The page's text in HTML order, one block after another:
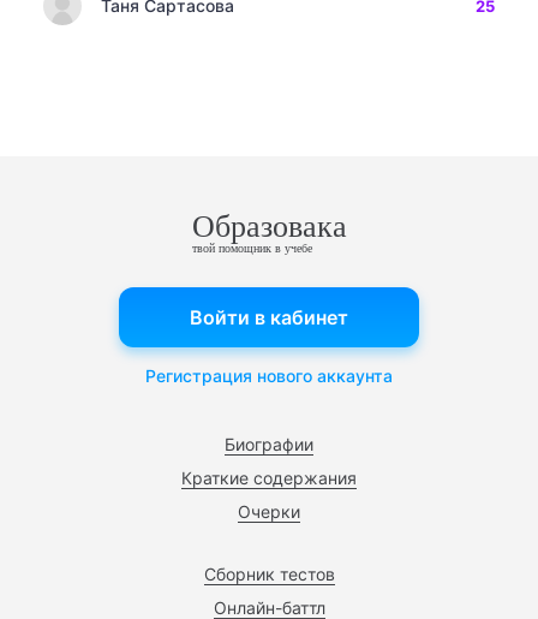
Таня Сартасова 25
Образовака
твой помощник в учебе
Биографии
Краткие содержания
Очерки
Сборник тестов
Онлайн-баттл
Войти в кабинет
Регистрация нового аккаунта